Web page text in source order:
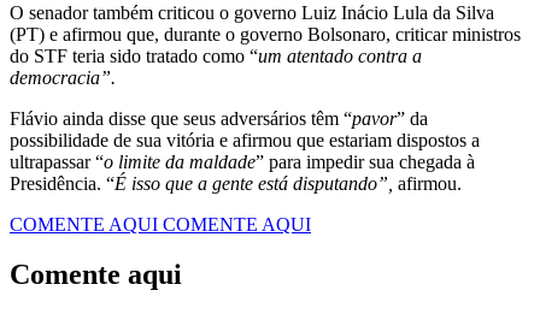
O senador também criticou o governo Luiz Inácio Lula da Silva
(PT) e afirmou que, durante o governo Bolsonaro, criticar ministros
do STF teria sido tratado como “um atentado contra a
democracia”.
Flávio ainda disse que seus adversários têm “pavor” da
possibilidade de sua vitória e afirmou que estariam dispostos a
ultrapassar “o limite da maldade” para impedir sua chegada à
Presidência. “É isso que a gente está disputando”, afirmou.
COMENTE AQUI COMENTE AQUI
Comente aqui